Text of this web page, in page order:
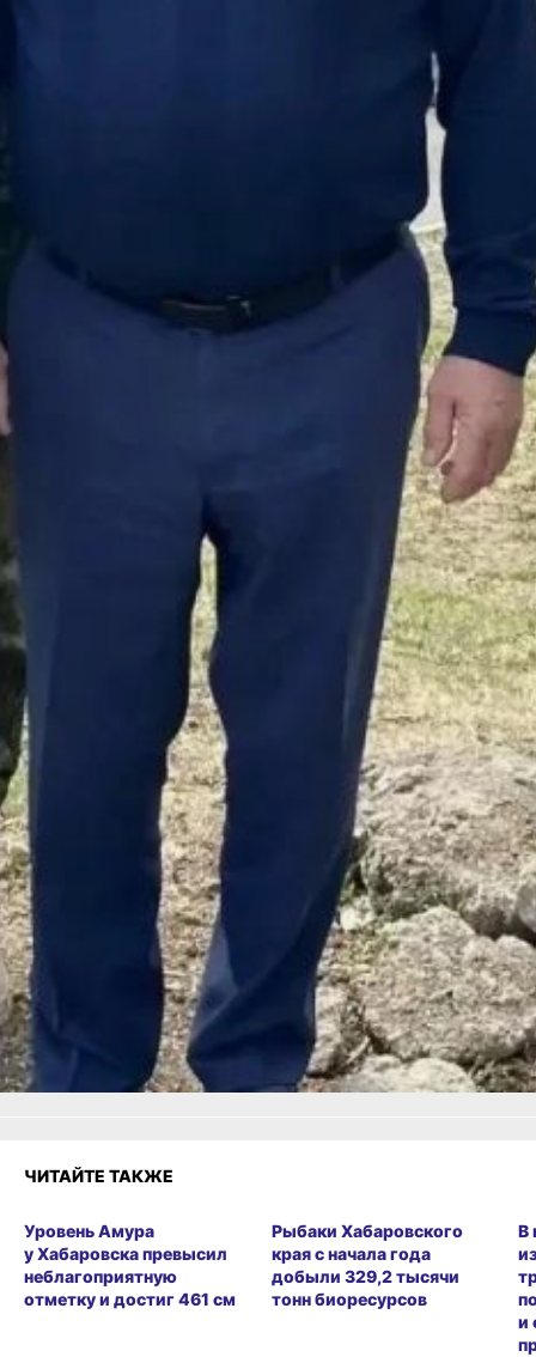
за возможность всей
семьёй внести вклад
в озеленение краевой
Мероприятие стало
пообещали ухаживать
за деревцами и навещать
их. Подобные инициативы
экологическому
и благоустройству
Хабаровска.
В ТЕМУ:
Министр ЖКХ
Хабаровского края
проведёт приём
в Корфовском
Читайте нас в соцсетях:
ВКонтакте
Одноклассники,
Телеграм
или
иМАКС
Как вам материал?
Огонь!
Супер
Удивило
Грустно
Злость
Разочарование
ЧИТАЙТЕ ТАКЖЕ
Уровень Амура
у Хабаровска превысил
неблагоприятную
отметку и достиг 461 см
Рыбаки Хабаровского
края с начала года
добыли 329,2 тысячи
тонн биоресурсов
В
и